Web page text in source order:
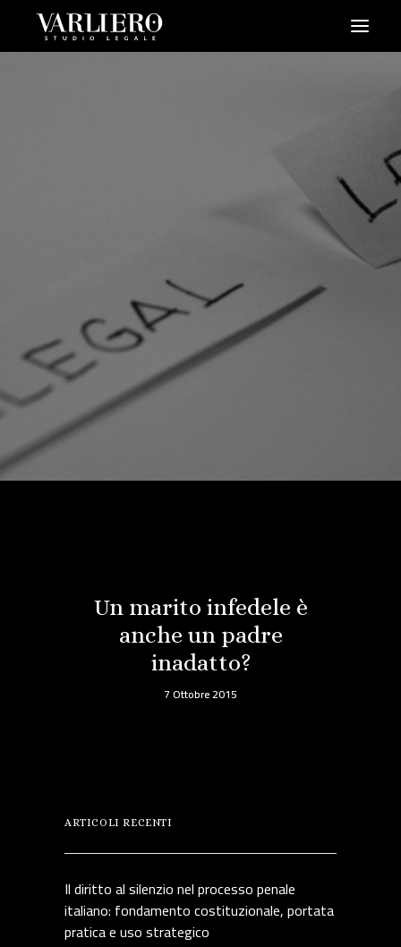
PRENDI UN APPUNTAMENTO
Un marito infedele è
anche un padre
inadatto?
7 Ottobre 2015
ARTICOLI RECENTI
Il diritto al silenzio nel processo penale
italiano: fondamento costituzionale, portata
pratica e uso strategico